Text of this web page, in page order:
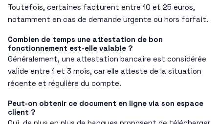
Toutefois, certaines facturent entre 10 et 25 euros,
notamment en cas de demande urgente ou hors forfait.
Combien de temps une attestation de bon
fonctionnement est-elle valable ?
Généralement, une attestation bancaire est considérée
valide entre 1 et 3 mois, car elle atteste de la situation
récente et régulière du compte.
Peut-on obtenir ce document en ligne via son espace
client ?